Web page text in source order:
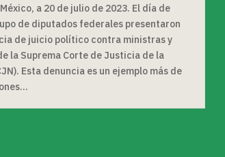
a 20 de julio de 2023. El día de
de diputados federales presentaron
de juicio político contra ministras y
la Suprema Corte de Justicia de la
Esta denuncia es un ejemplo más de